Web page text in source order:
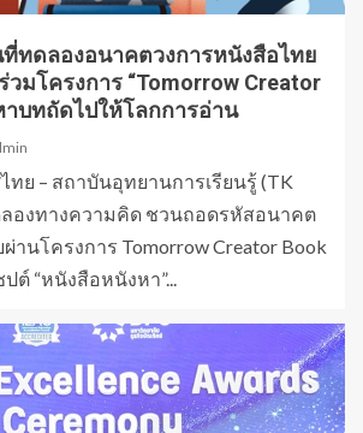
ที่ทดลองอนาคตวงการหนังสือไทย
มโครงการ “Tomorrow Creator
าบทถัดไปให้โลกการอ่าน
ทย – สถาบันอุทยานการเรียนรู้ (TK
ลองทางความคิด ชวนถอดรหัสอนาคต
านโครงการ Tomorrow Creator Book
ต์ “หนังสือหนังหา”...